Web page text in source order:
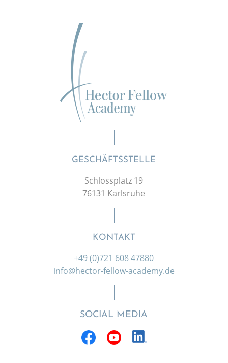
GESCHÄFTSSTELLE
Schlossplatz 19
76131 Karlsruhe
KONTAKT
+49 (0)721 608 47880
info@hector-fellow-academy.de
SOCIAL MEDIA